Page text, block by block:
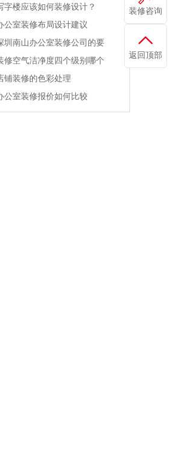
字楼应该如何装修设计？
公室装修布局设计建议
圳南山办公室装修公司的要
修空气洁净度四个级别哪个
铺装修的色彩处理
公室装修报价如何比较
装修咨询
返回顶部